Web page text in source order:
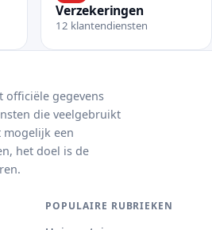
Verzekeringen
12 klantendiensten
Bekijk rubriek
officiële gegevens
die veelgebruikt
mogelijk een
het doel is de
POPULAIRE RUBRIEKEN